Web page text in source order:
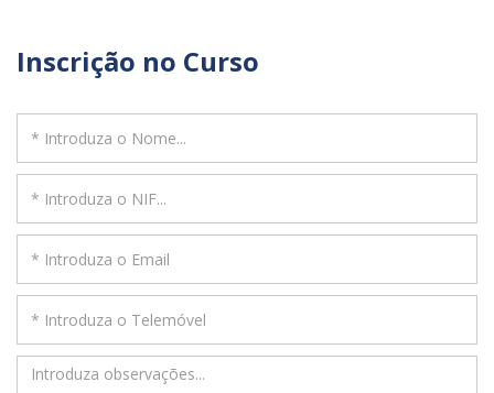
Inscrição no Curso